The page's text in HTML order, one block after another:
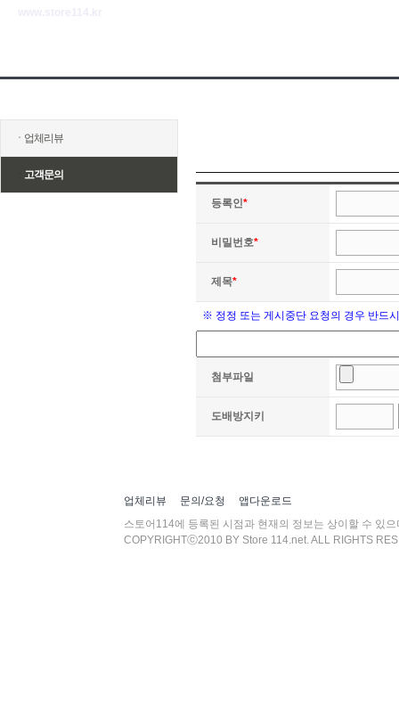
ㆍ 업체리뷰
고객문의
등록인*
비밀번호*
제목*
※ 정정 또는 게시중단 요청의 경우 반드
첨부파일
도배방지키
업체리뷰 문의/요청
앱다운로드
스토어114에 등록된 시점과 현재의 정보는 상이할 수 있
COPYRIGHTⓒ2010 BY Store 114.net. ALL RIGHTS